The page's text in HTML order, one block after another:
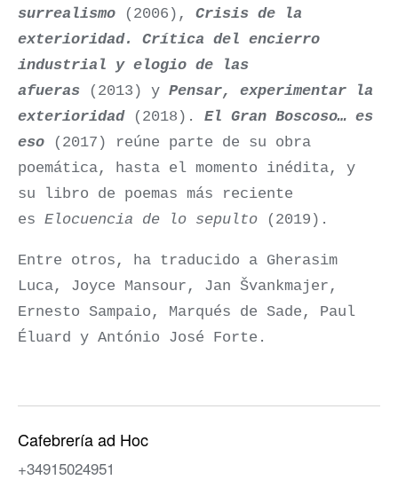
surrealismo (2006), Crisis de la
exterioridad. Crítica del encierro
industrial y elogio de las
afueras (2013) y Pensar, experimentar la
exterioridad(2018). El Gran Boscoso… es
eso (2017) reúne parte de su obra
poemática, hasta el momento inédita, y
su libro de poemas más reciente
es Elocuencia de lo sepulto (2019).
Entre otros, ha traducido a Gherasim
Luca, Joyce Mansour, Jan Švankmajer,
Ernesto Sampaio, Marqués de Sade, Paul
Éluard y António José Forte.
Cafebrería ad Hoc
+34915024951